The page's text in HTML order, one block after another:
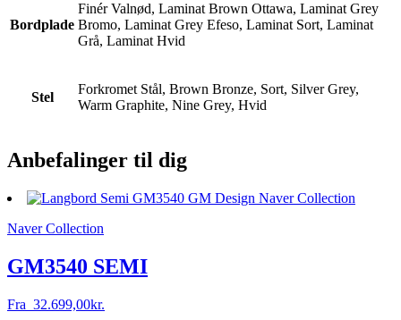
Bordplade
Finér Valnød, Laminat Brown Ottawa, Laminat Grey
Bromo, Laminat Grey Efeso, Laminat Sort, Laminat
Grå, Laminat Hvid
Stel
Forkromet Stål, Brown Bronze, Sort, Silver Grey,
Warm Graphite, Nine Grey, Hvid
Anbefalinger til dig
Naver Collection
GM3540 SEMI
Fra 32.699,00kr.